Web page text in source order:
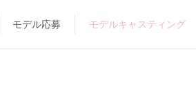
モデル応募 モデルキャスティング